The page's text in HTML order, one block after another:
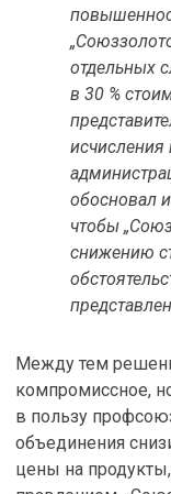
отдельных
в 30 %
исчисления
обосновал и
чтобы
снижению
Между тем
компромиссное,
в пользу
объединения
цены на